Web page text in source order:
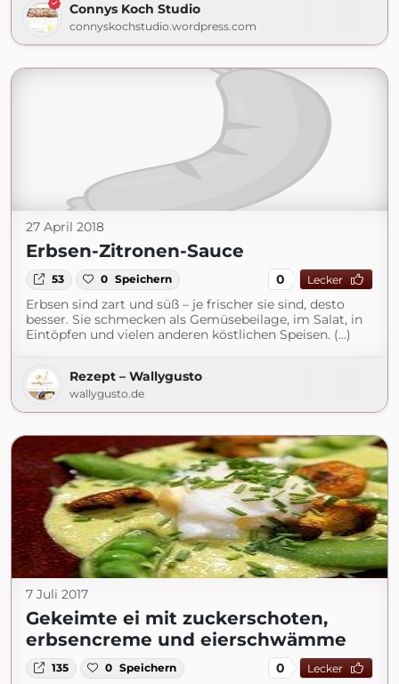
Connys Koch Studio
connyskochstudio.wordpress.com
27 April 2018
Erbsen-Zitronen-Sauce
53 0 Speichern 0 Lecker
Erbsen sind zart und süß – je frischer sie sind, desto
besser. Sie schmecken als Gemüsebeilage, im Salat, in
Eintöpfen und vielen anderen köstlichen Speisen. (...)
Rezept – Wallygusto
wallygusto.de
7 Juli 2017
Gekeimte ei mit zuckerschoten,
erbsencreme und eierschwämme
135 0 Speichern 0 Lecker